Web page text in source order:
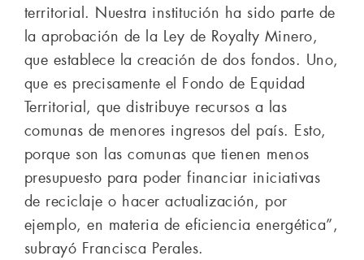
territorial. Nuestra institución ha sido parte de
la aprobación de la Ley de Royalty Minero,
que establece la creación de dos fondos. Uno,
que es precisamente el Fondo de Equidad
Territorial, que distribuye recursos a las
comunas de menores ingresos del país. Esto,
porque son las comunas que tienen menos
presupuesto para poder financiar iniciativas
de reciclaje o hacer actualización, por
ejemplo, en materia de eficiencia energética”,
subrayó Francisca Perales.